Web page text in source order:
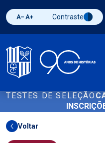
Diminuir fonte
Aumentar fonte
Alternar
Contraste
TESTES DE SELEÇÃO
Voltar